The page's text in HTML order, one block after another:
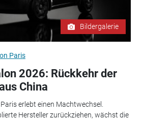
Bildergalerie
Paris
2026: Rückkehr der
China
erlebt einen Machtwechsel.
Hersteller zurückziehen, wächst die